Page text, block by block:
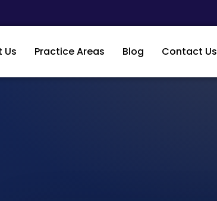
Us Practice Areas Blog Contact Us